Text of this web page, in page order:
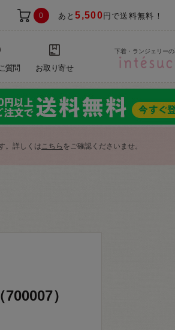
0 あと5,500 円で送料無料！
質問 お取り寄せ
下着・ランジェリー
。詳しくはこちら をご確認くださいませ。
）